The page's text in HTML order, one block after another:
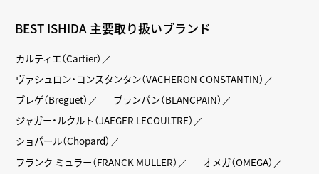
BEST ISHIDA 主要取り扱いブランド
カルティエ（Cartier）
ヴァシュロン・コンスタンタン（VACHERON CONSTANTIN）
ブレゲ（Breguet）
ブランパン（BLANCPAIN）
ジャガー・ルクルト（JAEGER LECOULTRE）
ショパール（Chopard）
フランク ミュラー（FRANCK MULLER）
オメガ（OMEGA）